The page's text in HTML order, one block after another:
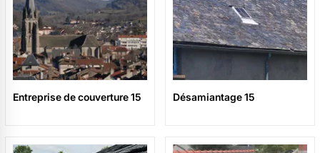
Entreprise de couverture 15 Désamiantage 15